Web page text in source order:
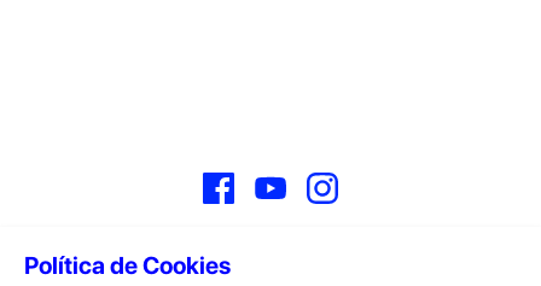
Política de Cookies
FacebookYouTube